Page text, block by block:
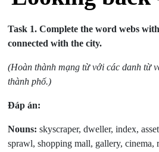
Task 1. Complete the word webs
connected with the city.
(Hoàn thành mạng từ với các danh từ
thành phố.)
Đáp án:
Nouns: skyscraper, dweller, index,
sprawl, shopping mall, gallery, cinema,